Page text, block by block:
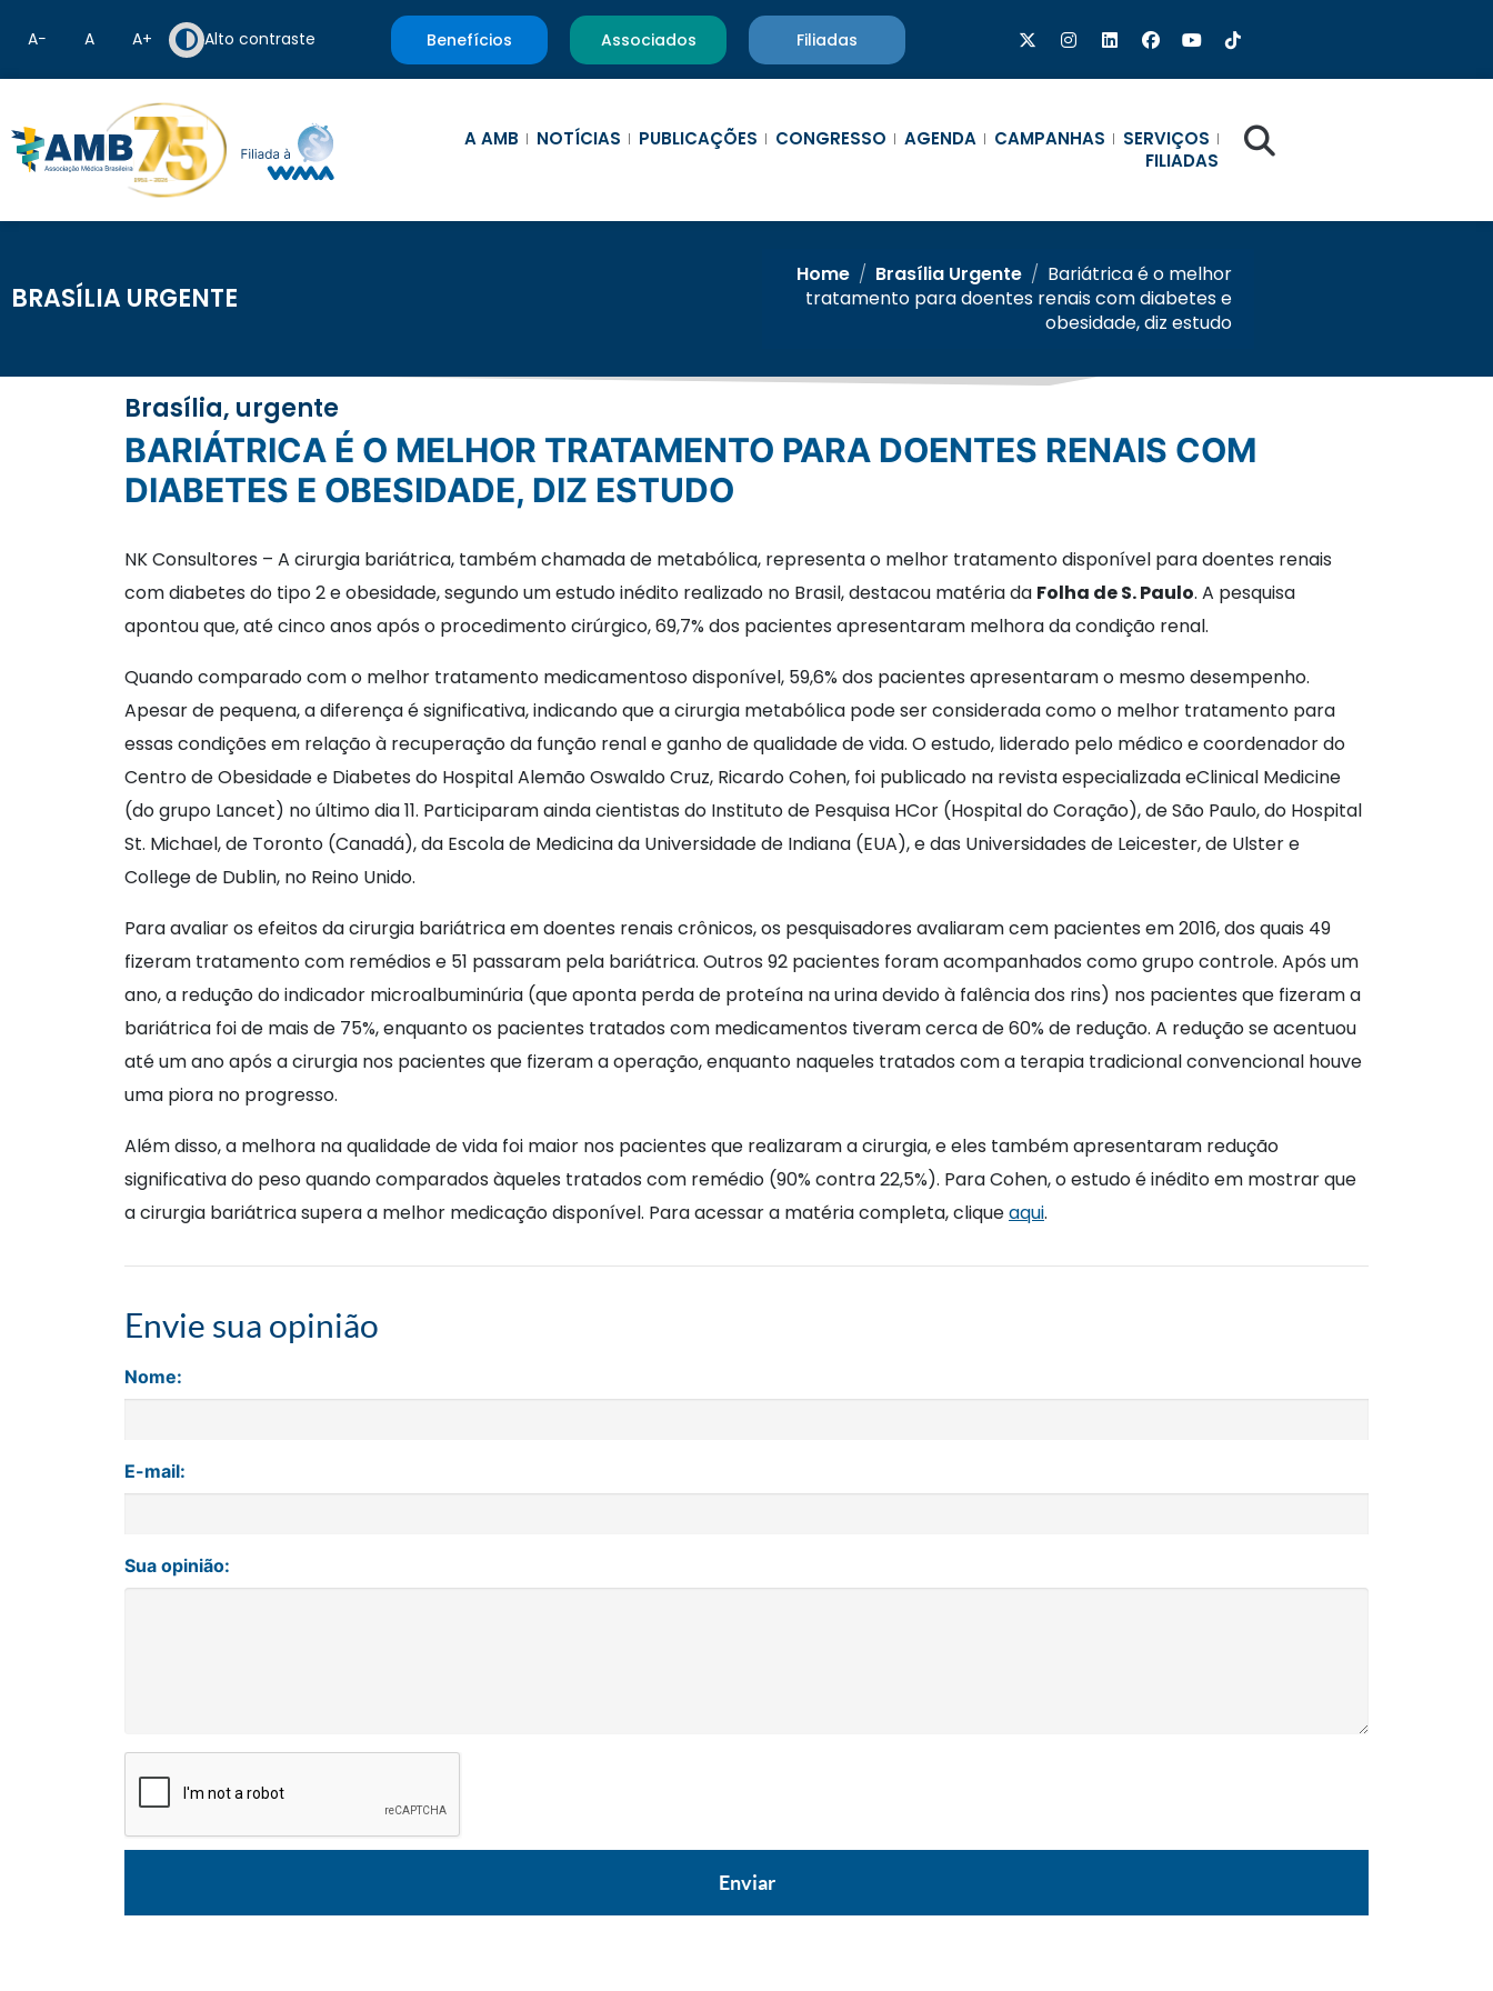
A− A A+ Alto contraste Benefícios Associados Filiadas
A AMB NOTÍCIAS PUBLICAÇÕES CONGRESSO AGENDA CAMPANHAS
SERVIÇOS
FILIADAS
BRASÍLIA URGENTE
Home / Brasília Urgente / Bariátrica é o melhor
tratamento para doentes renais com diabetes e
obesidade, diz estudo
Brasília, urgente
BARIÁTRICA É O MELHOR TRATAMENTO PARA DOENTES RENAIS COM
DIABETES E OBESIDADE, DIZ ESTUDO
NK Consultores – A cirurgia bariátrica, também chamada de metabólica, representa o melhor tratamento disponível para doentes renais
com diabetes do tipo 2 e obesidade, segundo um estudo inédito realizado no Brasil, destacou matéria da Folha de S. Paulo. A pesquisa
apontou que, até cinco anos após o procedimento cirúrgico, 69,7% dos pacientes apresentaram melhora da condição renal.
Quando comparado com o melhor tratamento medicamentoso disponível, 59,6% dos pacientes apresentaram o mesmo desempenho.
Apesar de pequena, a diferença é significativa, indicando que a cirurgia metabólica pode ser considerada como o melhor tratamento para
essas condições em relação à recuperação da função renal e ganho de qualidade de vida. O estudo, liderado pelo médico e coordenador do
Centro de Obesidade e Diabetes do Hospital Alemão Oswaldo Cruz, Ricardo Cohen, foi publicado na revista especializada eClinical Medicine
(do grupo Lancet) no último dia 11. Participaram ainda cientistas do Instituto de Pesquisa HCor (Hospital do Coração), de São Paulo, do Hospital
St. Michael, de Toronto (Canadá), da Escola de Medicina da Universidade de Indiana (EUA), e das Universidades de Leicester, de Ulster e
College de Dublin, no Reino Unido.
Para avaliar os efeitos da cirurgia bariátrica em doentes renais crônicos, os pesquisadores avaliaram cem pacientes em 2016, dos quais 49
fizeram tratamento com remédios e 51 passaram pela bariátrica. Outros 92 pacientes foram acompanhados como grupo controle. Após um
ano, a redução do indicador microalbuminúria (que aponta perda de proteína na urina devido à falência dos rins) nos pacientes que fizeram a
bariátrica foi de mais de 75%, enquanto os pacientes tratados com medicamentos tiveram cerca de 60% de redução. A redução se acentuou
até um ano após a cirurgia nos pacientes que fizeram a operação, enquanto naqueles tratados com a terapia tradicional convencional houve
uma piora no progresso.
Além disso, a melhora na qualidade de vida foi maior nos pacientes que realizaram a cirurgia, e eles também apresentaram redução
significativa do peso quando comparados àqueles tratados com remédio (90% contra 22,5%). Para Cohen, o estudo é inédito em mostrar que
a cirurgia bariátrica supera a melhor medicação disponível. Para acessar a matéria completa, cliqueaqui.
Envie sua opinião
Nome:
E-mail:
Sua opinião: